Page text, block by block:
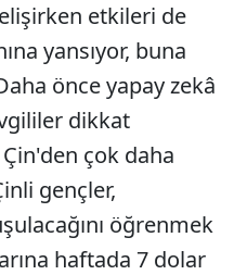
etkileri de
yansıyor, buna
önce yapay zekâ
dikkat
çok daha
gençler,
öğrenmek
haftada 7 dolar